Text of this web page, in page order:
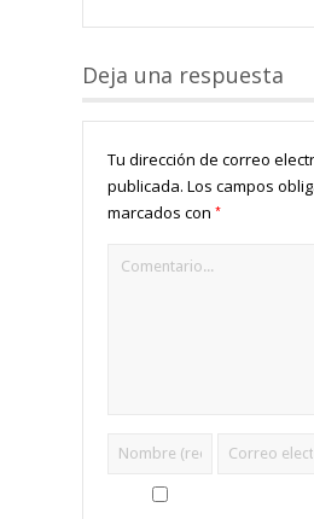
Deja una respuesta
Tu dirección de correo
publicada. Los campos
marcados con *